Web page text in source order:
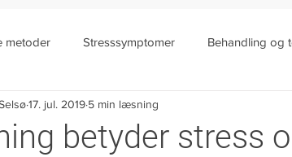
metoder Stresssymptomer Behandling og
Viden om stress Senfølger af stress
betyder stress
17. jul. 2019 5 min læsning